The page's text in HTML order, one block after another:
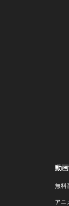
動
無料
アニ